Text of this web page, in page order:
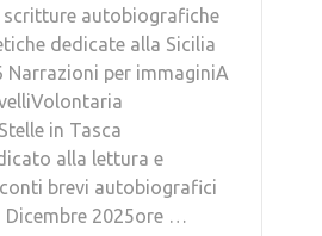
autobiografiche
dedicate alla Sicilia
Narrazioni per immaginiA
in Tasca
alla lettura e
brevi autobiografici
Dicembre 2025ore …